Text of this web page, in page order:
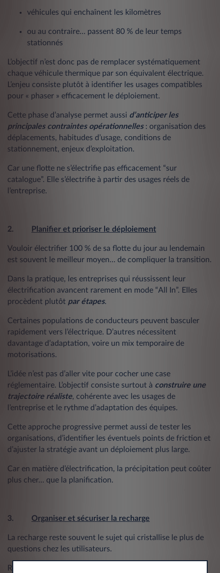
véhicules qui enchaînent les kilomètres
ou au contraire… passent 80 % de leur temps
stationnés
L’objectif n’est donc pas de remplacer systématiquement
chaque véhicule thermique par son équivalent électrique.
L’enjeu consiste plutôt à identifier les usages compatibles
pour « phaser » efficacement le déploiement.
Cette phase d’analyse permet aussi d’anticiper les
principales contraintes opérationnelles: organisation des
déplacements, habitudes d’usage, conditions de
stationnement, enjeux d’exploitation.
Car une flotte ne s’électrifie pas efficacement “sur
catalogue”. Elle s’électrifie à partir des usages réels de
l’entreprise.
2. Planifier et prioriser le déploiement
Vouloir électrifier 100 % de sa flotte du jour au lendemain
est souvent le meilleur moyen… de compliquer la transition.
Dans la pratique, les entreprises qui réussissent leur
électrification avancent rarement en mode “All In”. Elles
procèdent plutôt par étapes.
Certaines populations de conducteurs peuvent basculer
rapidement vers l’électrique. D’autres nécessitent
davantage d’adaptation, voire un mix temporaire de
motorisations.
L’idée n’est pas d’aller vite pour cocher une case
réglementaire. L’objectif consiste surtout à construire une
trajectoire réaliste, cohérente avec les usages de
l’entreprise et le rythme d’adaptation des équipes.
Cette approche progressive permet aussi de tester les
organisations, d’identifier les éventuels points de friction et
d’ajuster la stratégie avant un déploiement plus large.
Car en matière d’électrification, la précipitation peut coûter
plus cher… que la planification.
3. Organiser et sécuriser la recharge
La recharge reste souvent le sujet qui cristallise le plus de
questions chez les utilisateurs.
Recharge au bureau, au domicile des collaborateurs, en